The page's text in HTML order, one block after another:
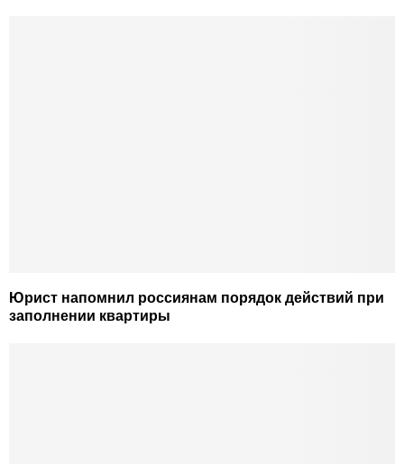
Юрист напомнил россиянам порядок действий при
заполнении квартиры